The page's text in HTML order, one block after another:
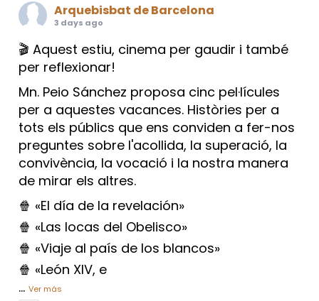
Arquebisbat de Barcelona
3 days ago
🎬 Aquest estiu, cinema per gaudir i també
per reflexionar!
Mn. Peio Sánchez proposa cinc pel·lícules
per a aquestes vacances. Històries per a
tots els públics que ens conviden a fer-nos
preguntes sobre l'acollida, la superació, la
convivència, la vocació i la nostra manera
de mirar els altres.
🍿 «El día de la revelación»
🍿 «Las locas del Obelisco»
🍿 «Viaje al país de los blancos»
🍿 «León XIV, e
... Ver más